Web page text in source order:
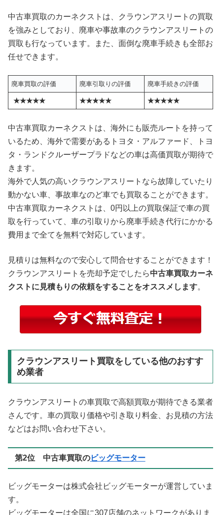
中古車買取のカーネクストは、クラウンアスリートの買取
を強みとしており、廃車や事故車のクラウンアスリートの
買取も行なっています。また、面倒な廃車手続きも全部お
任せできます。
廃車買取の評価 廃車引取りの評価 廃車手続きの評価
★★★★★ ★★★★★ ★★★★★
中古車買取カーネクストは、海外にも販売ルートを持って
いるため、海外で需要があるトヨタ・アルファード、トヨ
タ・ランドクルーザープラドなどの車は高価買取が期待で
きます。
海外で人気の高いクラウンアスリートなら故障していたり
動かない車、事故車なのど車でも買取ることができます。
中古車買取カーネクストは、0円以上の買取保証で車の買
取を行っていて、車の引取りから廃車手続き代行にかかる
費用まで全てを無料で対応しています。
見積りは無料なので安心して問合せすることができます！
クラウンアスリートを売却予定でしたら中古車買取カーネ
クストに見積もりの依頼をすることをオススメします。
クラウンアスリート買取をしている他のおすす
め業者
クラウンアスリートの車買取で高額買取が期待できる業者
さんです。車の買取り価格や引き取り料金、お見積の方法
などはお問い合わせ下さい。
第2位 中古車買取のビッグモーター
ビッグモーターは株式会社ビッグモーターが運営していま
す。
ビッグモーターは全国に307店舗のネットワークがありま